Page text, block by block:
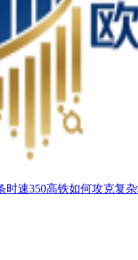
时速350高铁如何攻克复